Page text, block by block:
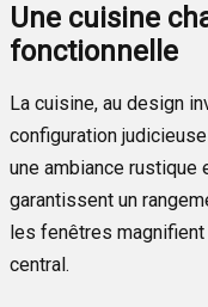
Une cuisine
fonctionnelle
La cuisine, au design
configuration
une ambiance rustique
garantissent un
les fenêtres
central.